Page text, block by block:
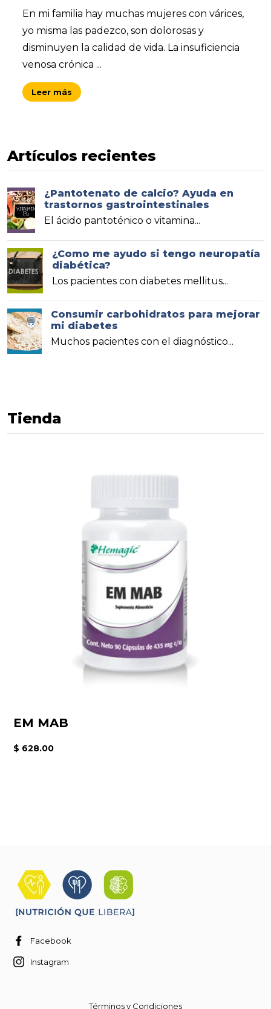
Artículos recientes
¿Pantotenato de calcio? Ayuda en
trastornos gastrointestinales
El ácido pantoténico o vitamina...
¿Como me ayudo si tengo neuropatía
diabética?
Los pacientes con diabetes mellitus...
Consumir carbohidratos para mejorar
mi diabetes
Muchos pacientes con el diagnóstico...
Tienda
EM MAB
$ 628.00
En mi familia hay muchas mujeres con várices,
yo misma las padezco, son dolorosas y
disminuyen la calidad de vida. La insuficiencia
venosa crónica ...
Leer más
Facebook
Instagram
Términos y Condiciones